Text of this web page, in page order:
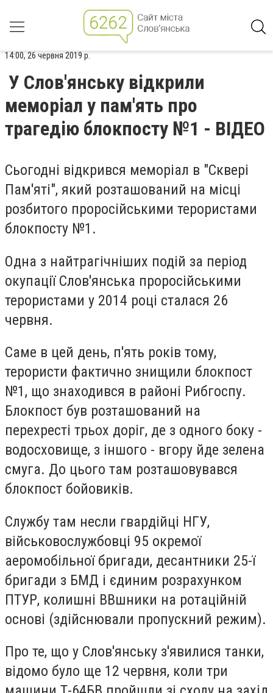
14:00, 26 червня 2019 р.
У Слов'янську відкрили
меморіал у пам'ять про
трагедію блокпосту №1 - ВІДЕО
Сьогодні відкрився меморіал в "Сквері
Пам'яті", який розташований на місці
розбитого проросійськими терористами
блокпосту №1.
Одна з найтрагічніших подій за період
окупації Слов'янська проросійськими
терористами у 2014 році сталася 26
червня.
Саме в цей день, п'ять років тому,
терористи фактично знищили блокпост
№1, що знаходився в районі Рибгоспу.
Блокпост був розташований на
перехресті трьох доріг, де з одного боку -
водосховище, з іншого - вгору йде зелена
смуга. До цього там розташовувався
блокпост бойовиків.
Службу там несли гвардійці НГУ,
військовослужбовці 95 окремої
аеромобільної бригади, десантники 25-ї
бригади з БМД і єдиним розрахунком
ПТУР, колишні ВВшники на ротаційній
основі (здійснювали пропускний режим).
Про те, що у Слов'янську з'явилися танки,
відомо було ще 12 червня, коли три